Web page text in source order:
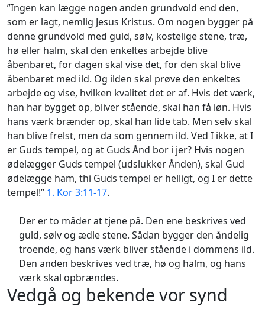
”Ingen kan lægge nogen anden grundvold end den,
som er lagt, nemlig Jesus Kristus. Om nogen bygger på
denne grundvold med guld, sølv, kostelige stene, træ,
hø eller halm, skal den enkeltes arbejde blive
åbenbaret, for dagen skal vise det, for den skal blive
åbenbaret med ild. Og ilden skal prøve den enkeltes
arbejde og vise, hvilken kvalitet det er af. Hvis det værk,
han har bygget op, bliver stående, skal han få løn. Hvis
hans værk brænder op, skal han lide tab. Men selv skal
han blive frelst, men da som gennem ild. Ved I ikke, at I
er Guds tempel, og at Guds Ånd bor i jer? Hvis nogen
ødelægger Guds tempel (udslukker Ånden), skal Gud
ødelægge ham, thi Guds tempel er helligt, og I er dette
tempel!” 1. Kor 3:11-17.
Der er to måder at tjene på. Den ene beskrives ved
guld, sølv og ædle stene. Sådan bygger den åndelig
troende, og hans værk bliver stående i dommens ild.
Den anden beskrives ved træ, hø og halm, og hans
værk skal opbrændes.
Vedgå og bekende vor synd